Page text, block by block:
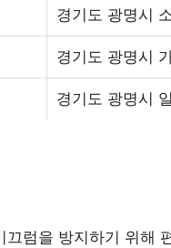
경기도 광명시
경기도 광명시
경기도 광명시
럼을 방지하기 위해